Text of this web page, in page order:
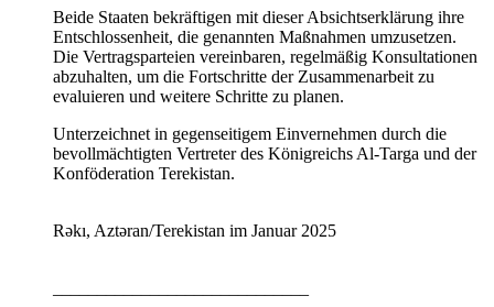
Beide Staaten bekräftigen mit dieser Absichtserklärung ihre
Entschlossenheit, die genannten Maßnahmen umzusetzen.
Die Vertragsparteien vereinbaren, regelmäßig Konsultationen
abzuhalten, um die Fortschritte der Zusammenarbeit zu
evaluieren und weitere Schritte zu planen.
Unterzeichnet in gegenseitigem Einvernehmen durch die
bevollmächtigten Vertreter des Königreichs Al-Targa und der
Konföderation Terekistan.
Rəkı, Aztəran/Terekistan im Januar 2025